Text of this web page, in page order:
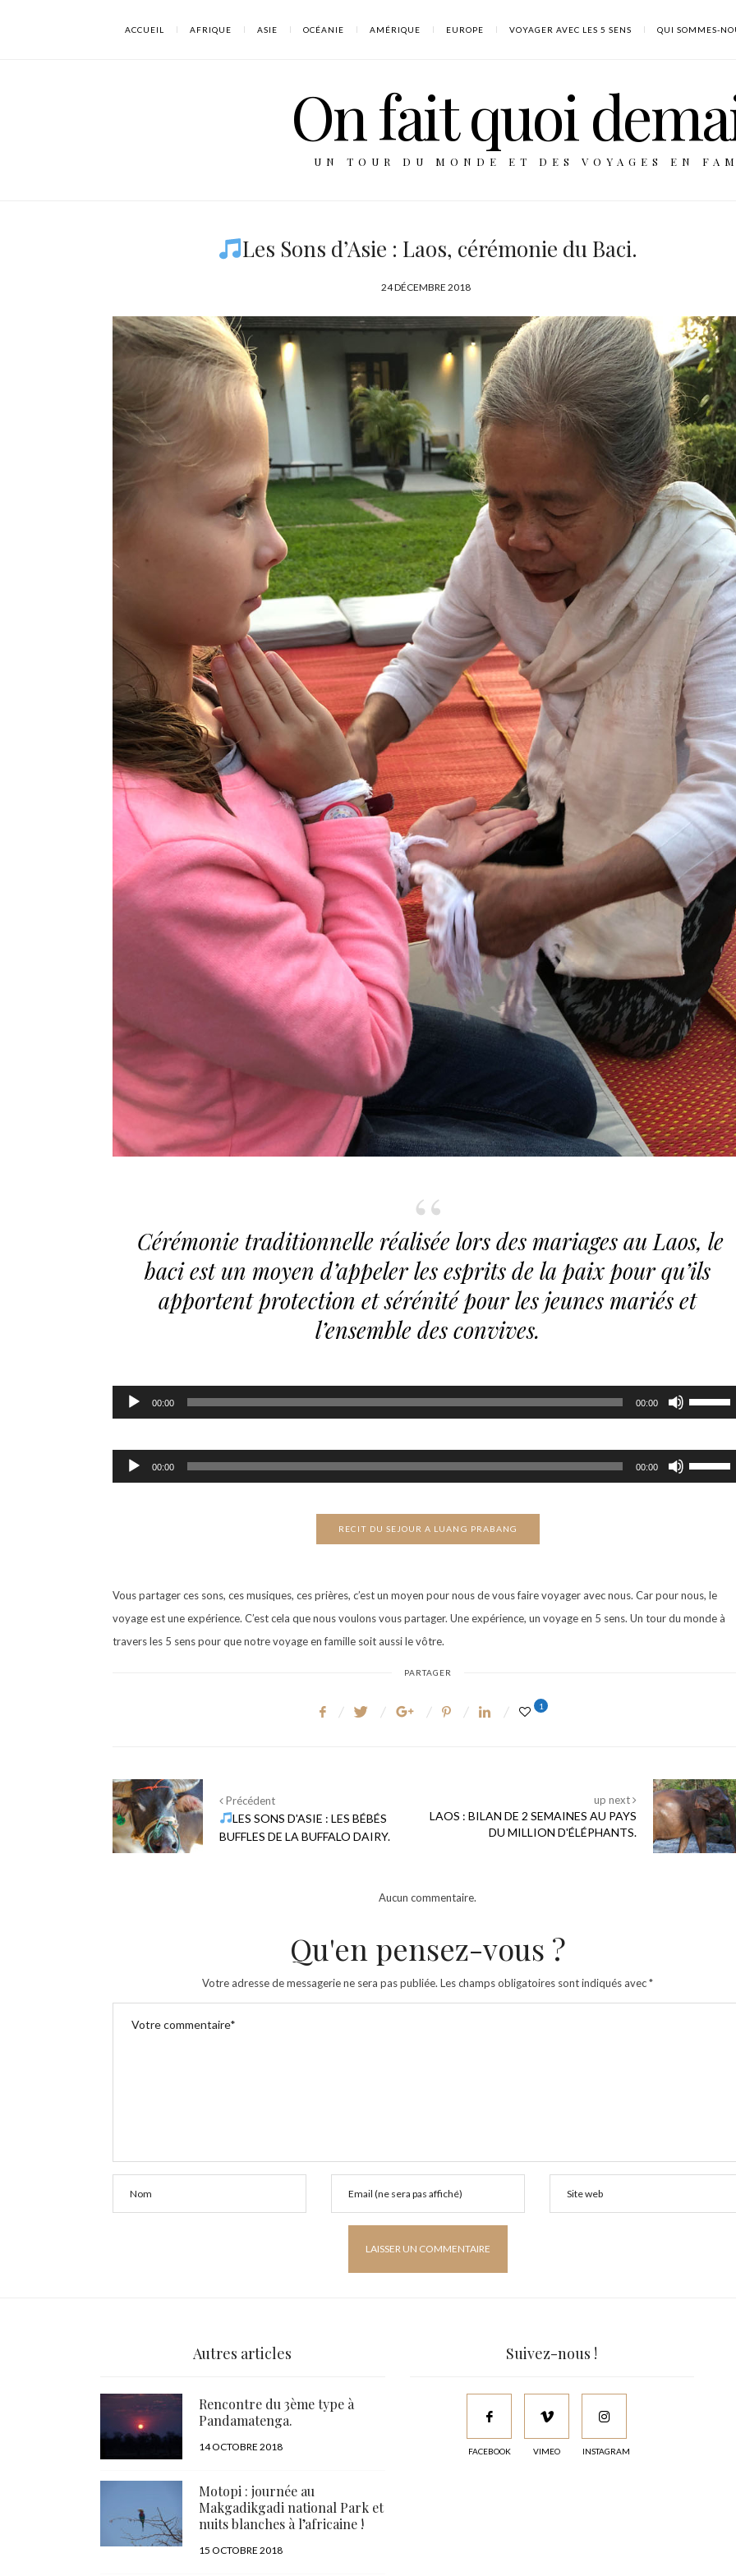
ACCUEIL AFRIQUE ASIE OCÉANIE AMÉRIQUE EUROPE VOYAGER AVEC LES 5 SENS QUI SOMMES-
On fait quoi
UN TOUR DU MONDE ET DES VOYAGES EN
Les Sons d’Asie : Laos, cérémonie du Baci.
P
B
L
É
L
E
24 DÉCEMBRE 2018
Cérémonie traditionnelle réalisée lors des mariages au Laos, le
baci est un moyen d’appeler les esprits de la paix pour qu’ils
apportent protection et sérénité pour les jeunes mariés et
l’ensemble des convives.
Lecteur
audio
00:00 00:00
Utilisez
les
haut/bas
volume.
Lecteur
audio
00:00 00:00
Utilisez
les
ou
diminuer
RECIT DU SEJOUR A LUANG PRABANG
Vous partager ces sons, ces musiques, ces prières, c’est un moyen pour nous de vous faire voyager avec nous. Car pour nous, le
voyage est une expérience. C’est cela que nous voulons vous partager. Une expérience, un voyage en 5 sens. Un tour du monde à
travers les 5 sens pour que notre voyage en famille soit aussi le vôtre.
PARTAGER
1
Précédent
LES SONS D'ASIE : LES BÉBÉS
BUFFLES DE LA BUFFALO DAIRY.
up next
LAOS : BILAN DE 2 SEMAINES AU PAYS
DU MILLION D'ÉLÉPHANTS.
Aucun commentaire.
Qu'en pensez-vous ?
Votre adresse de messagerie ne sera pas publiée. Les champs obligatoires sont indiqués avec*
Top 5 des
activités à faire à
Aix avec des
enfants
La Provence
avec les enfants :
Randonnées
faciles à la
Sainte-Victoire
Idée week-
en famille :
Balades avec
enfants dans
Luberon.
Autres articles
Rencontre du 3ème type à
Pandamatenga.
PUBLIÉ
14 OCTOBRE 2018
Motopi : journée au
Makgadikgadi national Park et
nuits blanches à l’africaine !
PUBLIÉ
15 OCTOBRE 2018
Suivez-nous !
FACEBOOK VIMEO INSTAGRAM